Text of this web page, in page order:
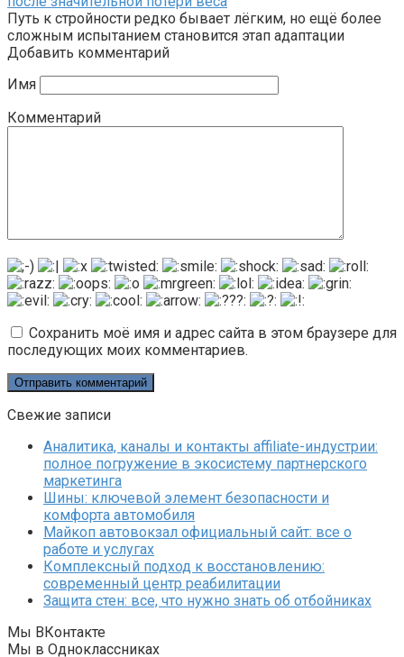
Путь к стройности редко бывает лёгким, но ещё более
сложным испытанием становится этап адаптации
Добавить комментарий
Имя
Комментарий
Сохранить моё имя и адрес сайта в этом браузере для
последующих моих комментариев.
Свежие записи
Аналитика, каналы и контакты affiliate-индустрии:
полное погружение в экосистему партнерского
маркетинга
Шины: ключевой элемент безопасности и
комфорта автомобиля
Майкоп автовокзал официальный сайт: все о
работе и услугах
Комплексный подход к восстановлению:
современный центр реабилитации
Защита стен: все, что нужно знать об отбойниках
Мы ВКонтакте
Мы в Одноклассниках